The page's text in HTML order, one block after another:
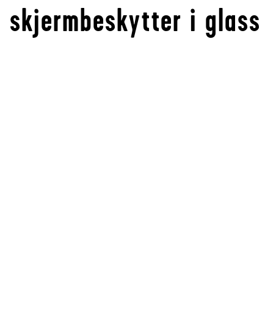
skjermbeskytter i glass